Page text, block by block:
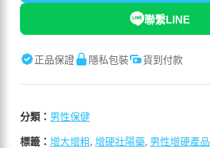
聯繫LINE
正品保證 隱私包裝 貨到付款
分類： 男性保健
標籤： 增大增粗 , 增硬壯陽藥, 男性增硬產品